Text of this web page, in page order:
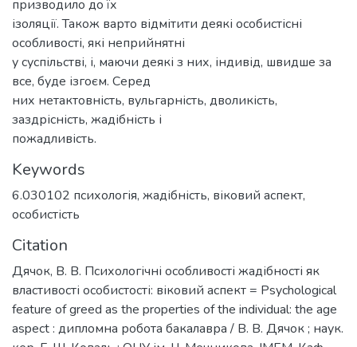
призводило до їх
ізоляції. Також варто відмітити деякі особистісні
особливості, які неприйнятні
у суспільстві, і, маючи деякі з них, індивід, швидше за
все, буде ізгоєм. Серед
них нетактовність, вульгарність, дволикість,
заздрісність, жадібність і
пожадливість.
Keywords
6.030102 психологія, жадібність, віковий аспект,
особистість
Citation
Дячок, В. В. Психологічні особливості жадібності як
властивості особистості: віковий аспект = Psychological
feature of greed as the properties of the individual: the age
aspect : дипломна робота бакалавра / В. В. Дячок ; наук.